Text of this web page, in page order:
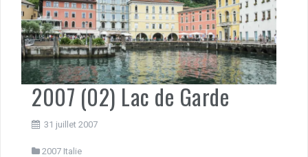
2007 (02) Lac de Garde
31 juillet 2007
2007 Italie